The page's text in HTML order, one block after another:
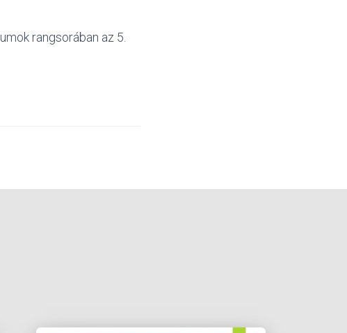
rangsorában az 5.